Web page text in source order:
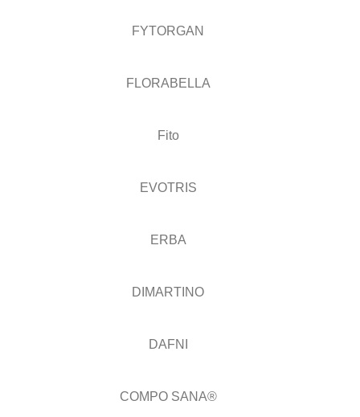
FYTORGAN
FLORABELLA
Fito
EVOTRIS
ERBA
DIMARTINO
DAFNI
COMPO SANA®